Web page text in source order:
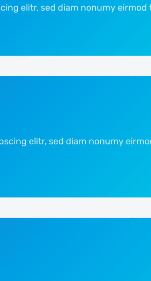
elitr, sed diam nonumy
elitr, sed diam nonumy